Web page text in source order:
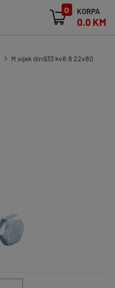
0 KORPA
0.0 KM
M.vijak din933 kv8.8 22x80